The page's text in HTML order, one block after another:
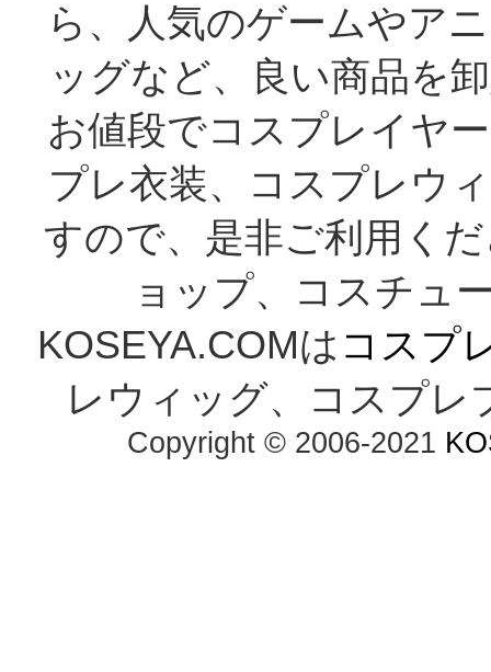
ら、人気のゲームやア
ッグなど、良い商品を
お値段でコスプレイヤ
プレ衣装、コスプレウ
すので、是非ご利用く
ョップ、コスチュ
KOSEYA.COMは コスプ
レウィッグ、コスプレ
Copyright © 2006-2021